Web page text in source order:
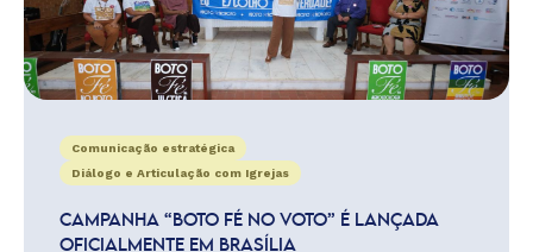
Comunicação estratégica
Diálogo e Articulação com Igrejas
CAMPANHA “BOTO FÉ NO VOTO” É LANÇADA
OFICIALMENTE EM BRASÍLIA